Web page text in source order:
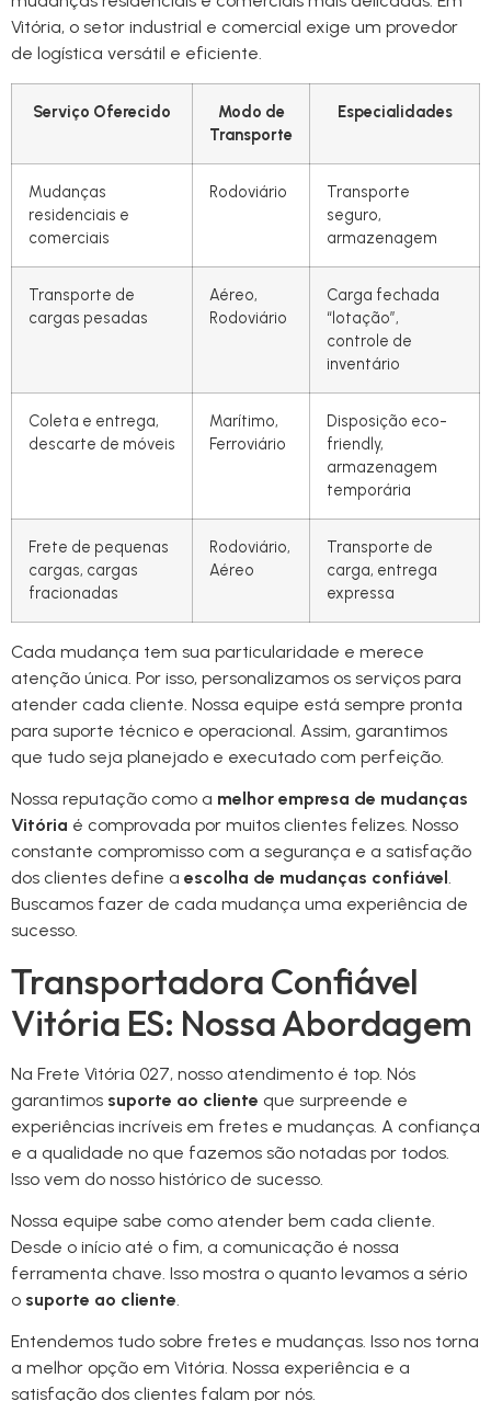
Vitória, o setor industrial e comercial exige um provedor
de logística versátil e eficiente.
Serviço Oferecido
Modo de
Transporte
Especialidades
Mudanças
residenciais e
comerciais
Rodoviário
Transporte
seguro,
armazenagem
Transporte de
cargas pesadas
Aéreo,
Rodoviário
Carga fechada
“lotação”,
controle de
inventário
Coleta e entrega,
descarte de móveis
Marítimo,
Ferroviário
Disposição eco-
friendly,
armazenagem
temporária
Frete de pequenas
cargas, cargas
fracionadas
Rodoviário,
Aéreo
Transporte de
carga, entrega
expressa
Cada mudança tem sua particularidade e merece
atenção única. Por isso, personalizamos os serviços para
atender cada cliente. Nossa equipe está sempre pronta
para suporte técnico e operacional. Assim, garantimos
que tudo seja planejado e executado com perfeição.
Nossa reputação como a melhor empresa de mudanças
Vitória é comprovada por muitos clientes felizes. Nosso
constante compromisso com a segurança e a satisfação
dos clientes define a escolha de mudanças confiável .
Buscamos fazer de cada mudança uma experiência de
sucesso.
Transportadora Confiável
Vitória ES: Nossa Abordagem
Na Frete Vitória 027, nosso atendimento é top. Nós
garantimos suporte ao cliente que surpreende e
experiências incríveis em fretes e mudanças. A confiança
e a qualidade no que fazemos são notadas por todos.
Isso vem do nosso histórico de sucesso.
Nossa equipe sabe como atender bem cada cliente.
Desde o início até o fim, a comunicação é nossa
ferramenta chave. Isso mostra o quanto levamos a sério
o suporte ao cliente.
Entendemos tudo sobre fretes e mudanças. Isso nos torna
a melhor opção em Vitória. Nossa experiência e a
satisfação dos clientes falam por nós.